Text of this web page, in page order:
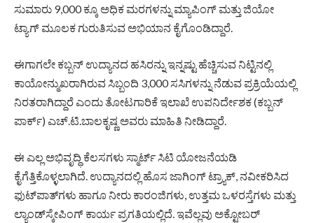
ಸುಮಾರು 9,000 ಕ್ಕೂ ಅಧಿಕ ಮರಗಳನ್ನು ಮ್ಯಾಪಿಂಗ್ ಮತ್ತು ಜಿಯೋ
ಟ್ಯಾಗ್ ಮೂಲಕ ಗುರುತಿಸುವ ಅಭಿಯಾನ ಕೈಗೊಂಡಿದ್ದಾರೆ.
ಈಗಾಗಲೇ ಕಬ್ಬನ್ ಉದ್ಯಾನದ ಹಸಿರನ್ನು ಇನ್ನಷ್ಟು ಹೆಚ್ಚಿಸುವ ನಿಟ್ಟಿನಲ್ಲಿ
ಕಾಯೋನ್ಮುಖರಾಗಿರುವ ಸಿಬ್ಬಂದಿ 3,000 ಸಸಿಗಳನ್ನು ನೆಡುವ ಪ್ರಕ್ರಿಯೆಯಲ್ಲಿ
ನಿರತರಾಗಿದ್ದಾರೆ ಎಂದು ತೋಟಗಾರಿಕೆ ಇಲಾಖೆ ಉಪನಿರ್ದೇಶಕ (ಕಬ್ಬನ್
ಪಾರ್ಕ್) ಎಚ್.ಟಿ.ಬಾಲಕೃಷ್ಣ ಅವರು ಮಾಹಿತಿ ನೀಡಿದ್ದಾರೆ.
ಈ ಎಲ್ಲ ಅಭಿವೃದ್ಧಿ ಕೆಲಸಗಳು ಸ್ಮಾರ್ಟ್ ಸಿಟಿ ಯೋಜನೆಯಡಿ
ಕೈಗೆತ್ತಿಕೊಳ್ಳಲಾಗಿದೆ. ಉದ್ಯಾನದಲ್ಲಿ ಹೊಸ ಜಾಗಿಂಗ್ ಟ್ರ್ಯಾಕ್, ನವೀಕರಿಸಿದ
ಫುಟ್‌ಪಾತ್‌ಗಳು ಹಾಗೂ ನೀರು ಕಾರಂಜಿಗಳು, ಉತ್ತಮ ಒಳರಸ್ತೆಗಳು ಮತ್ತು
ಲ್ಯಾಂಡ್‌ಸ್ಕೇಪಿಂಗ್ ಕಾರ್ಯ ಪ್ರಗತಿಯಲ್ಲಿದೆ. ಇವೆಲ್ಲವು ಅಕ್ಟೋಬರ್